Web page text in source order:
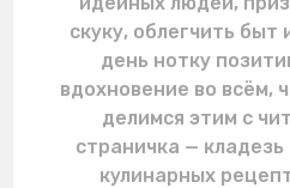
скуку, облегчить
день нотку
вдохновение во всём,
делимся этим с
страничка —
кулинарных